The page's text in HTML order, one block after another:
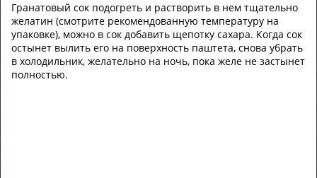
Гранатовый сок подогреть и растворить в нем тщательно
желатин (смотрите рекомендованную температуру на
упаковке), можно в сок добавить щепотку сахара. Когда сок
остынет вылить его на поверхность паштета, снова убрать
в холодильник, желательно на ночь, пока желе не застынет
полностью.